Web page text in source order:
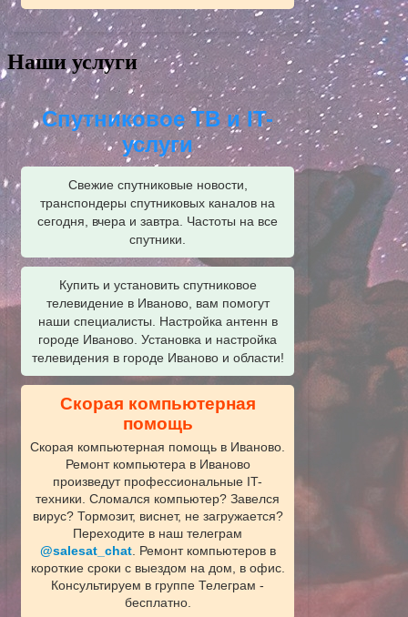
Наши услуги
Спутниковое ТВ и IT-
услуги
Свежие спутниковые новости,
транспондеры спутниковых каналов на
сегодня, вчера и завтра. Частоты на все
спутники.
Купить и установить спутниковое
телевидение в Иваново, вам помогут
наши специалисты. Настройка антенн в
городе Иваново. Установка и настройка
телевидения в городе Иваново и области!
Скорая компьютерная
помощь
Скорая компьютерная помощь в Иваново.
Ремонт компьютера в Иваново
произведут профессиональные IT-
техники. Сломался компьютер? Завелся
вирус? Тормозит, виснет, не загружается?
Переходите в наш телеграм
@salesat_chat. Ремонт компьютеров в
короткие сроки с выездом на дом, в офис.
Консультируем в группе Телеграм -
бесплатно.